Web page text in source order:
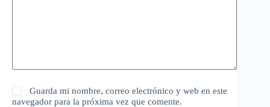
Guarda mi nombre, correo electrónico y web en este
navegador para la próxima vez que comente.